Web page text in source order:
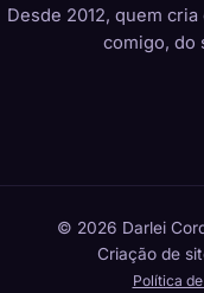
Desde 2012, quem
comigo, do
© 2026 Darlei
Criação de
Política